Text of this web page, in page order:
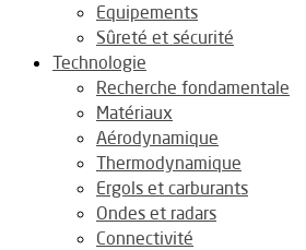
Equipements
Sûreté et sécurité
Technologie
Recherche fondamentale
Matériaux
Aérodynamique
Thermodynamique
Ergols et carburants
Ondes et radars
Connectivité